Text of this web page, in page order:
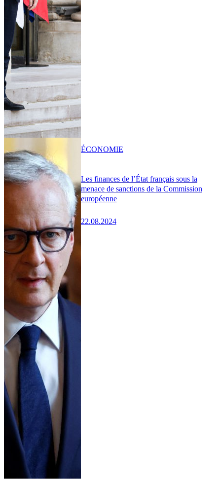
Les finances de l’État français sous la
menace de sanctions de la Commission
européenne
22.08.2024
ÉCONOMIE